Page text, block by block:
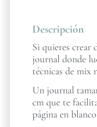
Descripción
Si quieres crear
journal donde
técnicas de mix
Un journal
cm que te
página en